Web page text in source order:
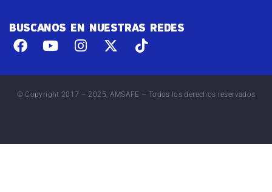
BUSCANOS EN NUESTRAS REDES
© Copyright 2017 – 2025, AMSAFE – Todos los derechos reservados